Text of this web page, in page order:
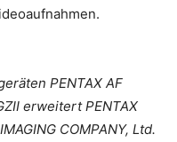
PENTAX AF
erweitert PENTAX
COMPANY, Ltd.